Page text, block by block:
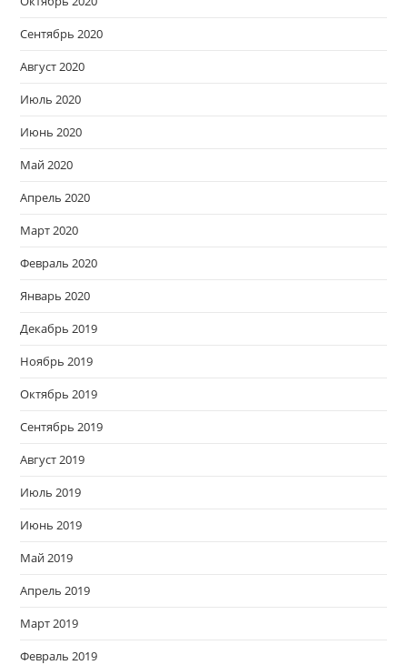
Сентябрь 2020
Август 2020
Июль 2020
Июнь 2020
Май 2020
Апрель 2020
Март 2020
Февраль 2020
Январь 2020
Декабрь 2019
Ноябрь 2019
Октябрь 2019
Сентябрь 2019
Август 2019
Июль 2019
Июнь 2019
Май 2019
Апрель 2019
Март 2019
Февраль 2019